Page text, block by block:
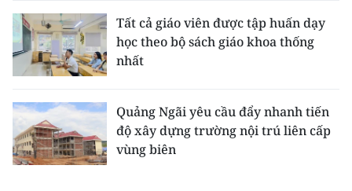
Tất cả giáo viên được tập huấn dạy
học theo bộ sách giáo khoa thống
nhất
Quảng Ngãi yêu cầu đẩy nhanh tiến
độ xây dựng trường nội trú liên cấp
vùng biên